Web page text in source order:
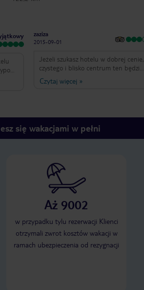
zaziza
2015-09-01
Jeżeli szukasz hotelu w dobrej cenie,
czystego i blisko centrum ten będzie
dla Ciebie idealny. W pobliżu
dworzec,tramwaj, supermarkety i
średnio wygodne łóżka oraz fakt iż
kilka razy klucz do pokoju nie działał.
Czytaj więcej »
się wakacjami w pełni
Aż 9002
w przypadku tylu rezerwacji Klienci
otrzymali zwrot kosztów wakacji w
ramach ubezpieczenia od rezygnacji